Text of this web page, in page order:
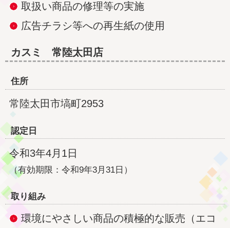
取扱い商品の修理等の実施
広告チラシ等への再生紙の使用
カスミ 常陸太田店
住所
常陸太田市塙町2953
認定日
令和3年4月1日
（有効期限：令和9年3月31日）
取り組み
環境にやさしい商品の積極的な販売（エコ